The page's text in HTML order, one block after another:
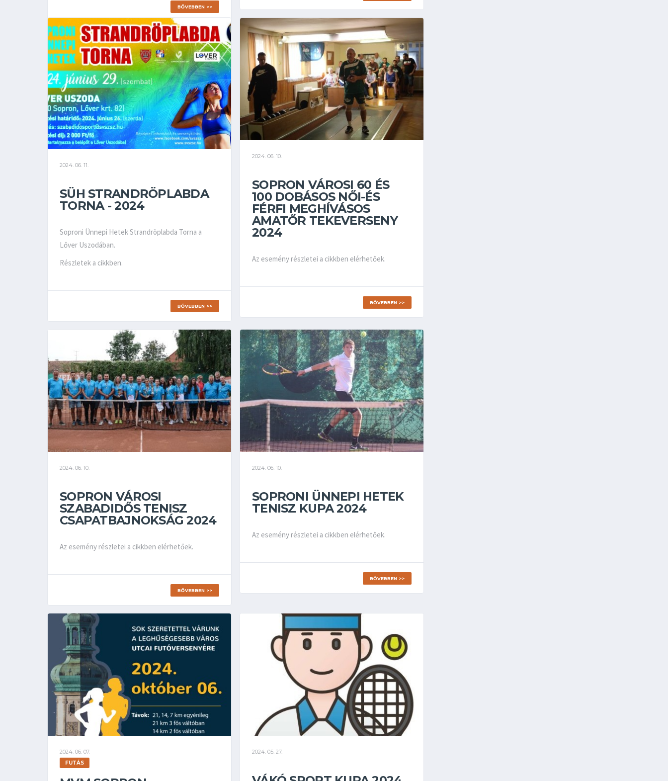
BŐVEBBEN >>
2024. 06. 11.
SÜH STRANDRÖPLABDA
TORNA - 2024
Soproni Ünnepi Hetek Strandröplabda Torna a
Lőver Uszodában.
Részletek a cikkben.
BŐVEBBEN >>
2024. 06. 10.
SOPRON VÁROSI 60 ÉS
100 DOBÁSOS NŐI-ÉS
FÉRFI MEGHÍVÁSOS
AMATŐR TEKEVERSENY
2024
Az esemény részletei a cikkben elérhetőek.
BŐVEBBEN >>
2024. 06. 10.
SOPRON VÁROSI
SZABADIDŐS TENISZ
CSAPATBAJNOKSÁG 2024
Az esemény részletei a cikkben elérhetőek.
BŐVEBBEN >>
2024. 06. 10.
SOPRONI ÜNNEPI HETEK
TENISZ KUPA 2024
Az esemény részletei a cikkben elérhetőek.
BŐVEBBEN >>
2024. 06. 07.
FUTÁS
2024. 05. 27.